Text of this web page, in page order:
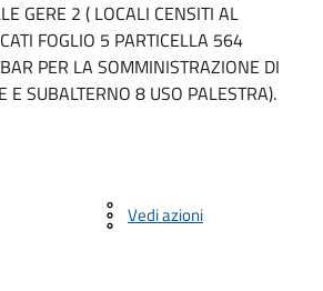
GERE 2 ( LOCALI CENSITI AL
FOGLIO 5 PARTICELLA 564
PER LA SOMMINISTRAZIONE DI
E SUBALTERNO 8 USO PALESTRA).
Vedi azioni